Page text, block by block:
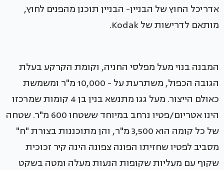
אדריכל החוץ של הבניין- הבניין תוכנן מהפנים לחוץ,
מותאם לדרישות של Kodak.
המבנה בנוי מעל מפלסי החניה, וקומת הקרקע בעלת
הגובה הכפול, משתרעת על - 10,000 מ"ר ומשמשת
כאולם הייצור. מעל גגו מתנשא בנין בן 4 קומות שמרכזו
הינו אטריום/פטיו נרחב במיוחד ששטחו 600 מ"ר. שטחה
של כל קומה הוא 3,500 מ"ר, והן מתוכננות בצורת "ח"
מסביב לפטיו שחזיתו הפונה צפונה הינה קיר זכוכית
שקוף עם מעליות שקופות הנעות מעלה ומטה בשקט